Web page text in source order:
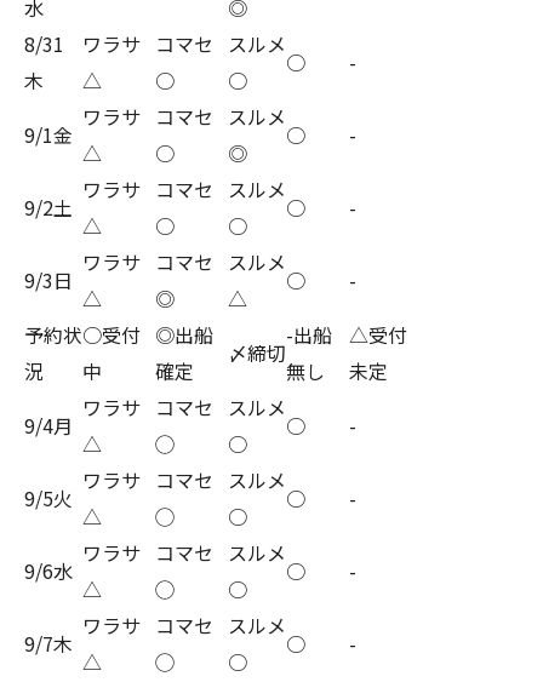
水 ◎
8/31
木
ワラサ
△
コマセ
○
スルメ
○
○ -
9/1金
ワラサ
△
コマセ
○
スルメ
◎
○ -
9/2土
ワラサ
△
コマセ
○
スルメ
○
○ -
9/3日
ワラサ
△
コマセ
◎
スルメ
△
○
-
予約状
況
○受付
中
◎出船
確定
〆締切
-出船
無し
△受付
未定
9/4月
ワラサ
△
コマセ
◯
スルメ
○
○ -
9/5火
ワラサ
△
コマセ
◯
スルメ
○
○ -
9/6水
ワラサ
△
コマセ
◯
スルメ
○
○ -
9/7木
ワラサ
△
コマセ
◯
スルメ
○
○ -